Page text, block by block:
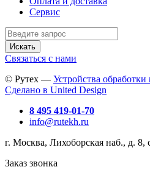
Сервис
Искать
Связаться с нами
© Рутех — Устройства обработки
Сделано в United Design
8 495 419-01-70
info@rutekh.ru
г. Москва, Лихоборская наб., д. 8,
Заказ звонка